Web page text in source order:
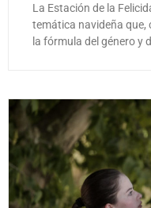
La Estación de la
temática navideña que,
la fórmula del género y